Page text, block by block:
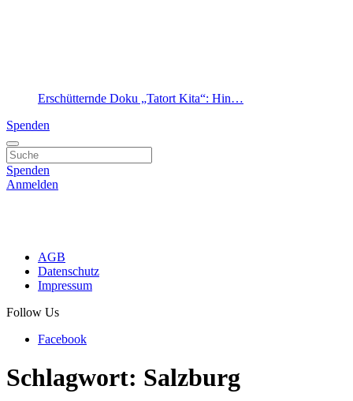
Erschütternde Doku „Tatort Kita“: Hin…
Spenden
Spenden
Anmelden
AGB
Datenschutz
Impressum
Follow Us
Facebook
Schlagwort: Salzburg